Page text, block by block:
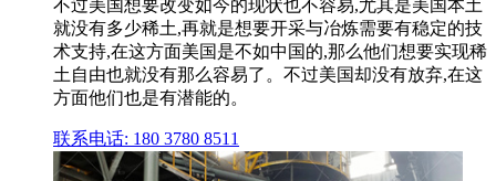
不过美国想要改变如今的现状也不容易,尤其是美国本土
就没有多少稀土,再就是想要开采与冶炼需要有稳定的技
术支持,在这方面美国是不如中国的,那么他们想要实现稀
土自由也就没有那么容易了。不过美国却没有放弃,在这
方面他们也是有潜能的。
联系电话: 180 3780 8511